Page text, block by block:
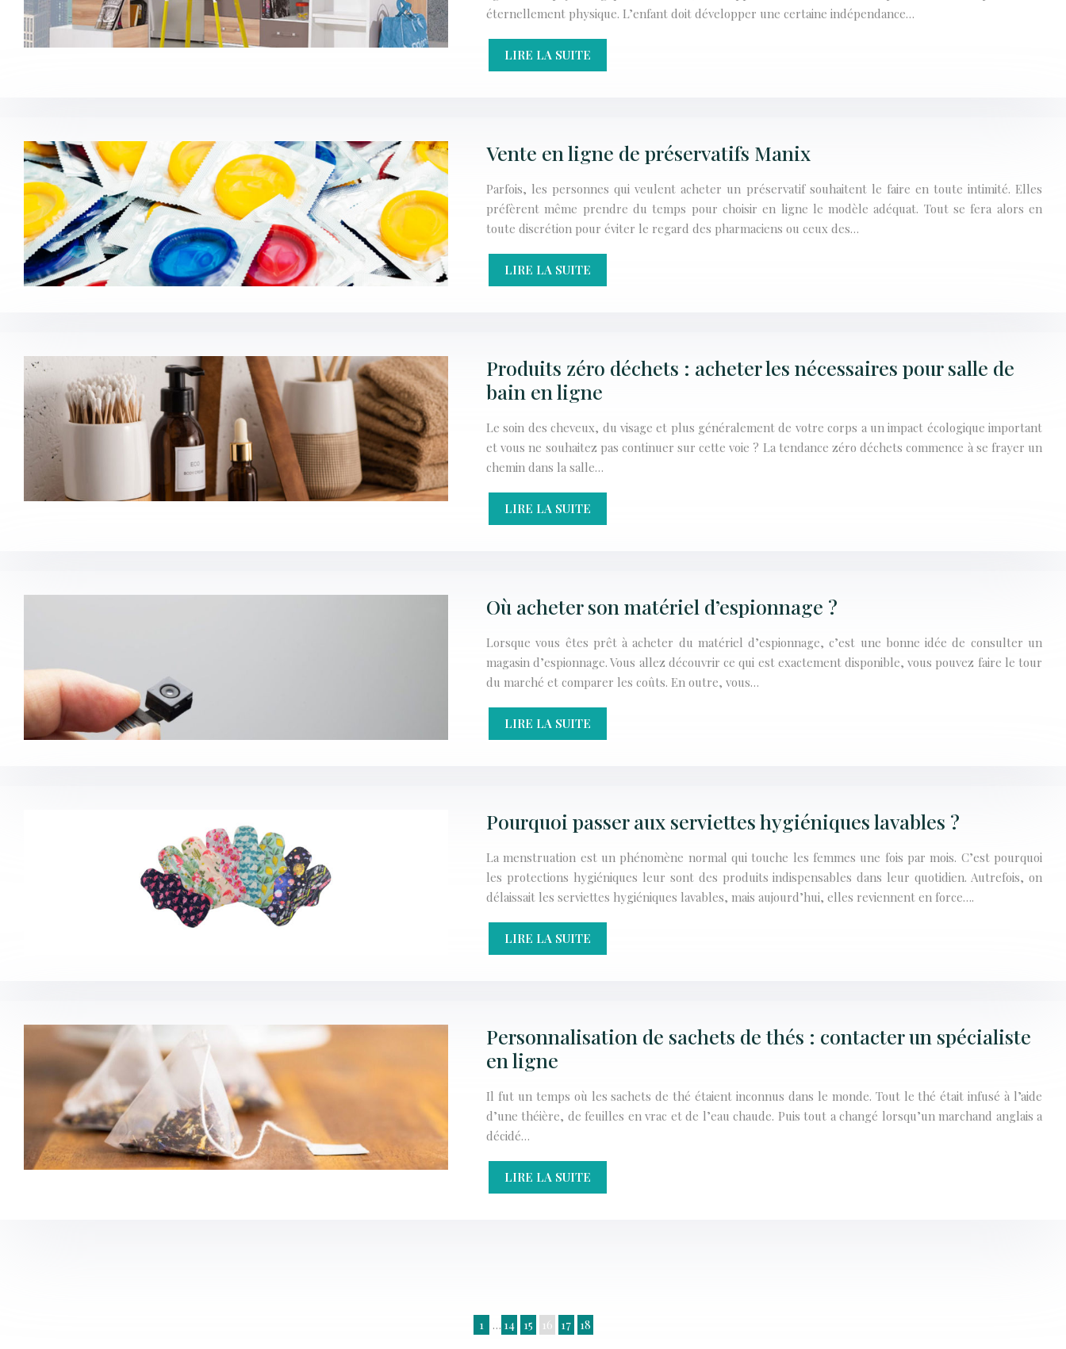
éternellement physique. L’enfant doit développer une certaine indépendance…
LIRE LA SUITE
Vente en ligne de préservatifs Manix
Parfois, les personnes qui veulent acheter un préservatif souhaitent le faire en toute intimité. Elles
préfèrent même prendre du temps pour choisir en ligne le modèle adéquat. Tout se fera alors en
toute discrétion pour éviter le regard des pharmaciens ou ceux des…
LIRE LA SUITE
Produits zéro déchets : acheter les nécessaires pour salle de
bain en ligne
Le soin des cheveux, du visage et plus généralement de votre corps a un impact écologique important
et vous ne souhaitez pas continuer sur cette voie ? La tendance zéro déchets commence à se frayer un
chemin dans la salle…
LIRE LA SUITE
Où acheter son matériel d’espionnage ?
Lorsque vous êtes prêt à acheter du matériel d’espionnage, c’est une bonne idée de consulter un
magasin d’espionnage. Vous allez découvrir ce qui est exactement disponible, vous pouvez faire le tour
du marché et comparer les coûts. En outre, vous…
LIRE LA SUITE
Pourquoi passer aux serviettes hygiéniques lavables ?
La menstruation est un phénomène normal qui touche les femmes une fois par mois. C’est pourquoi
les protections hygiéniques leur sont des produits indispensables dans leur quotidien. Autrefois, on
délaissait les serviettes hygiéniques lavables, mais aujourd’hui, elles reviennent en force….
LIRE LA SUITE
Personnalisation de sachets de thés : contacter un spécialiste
en ligne
Il fut un temps où les sachets de thé étaient inconnus dans le monde. Tout le thé était infusé à l’aide
d’une théière, de feuilles en vrac et de l’eau chaude. Puis tout a changé lorsqu’un marchand anglais a
décidé…
LIRE LA SUITE
1 … 14 15 16 17 18